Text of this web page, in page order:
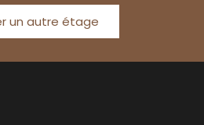
un autre étage